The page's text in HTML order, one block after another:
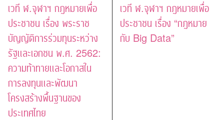
เวที ฬ.จุฬาฯ กฎหมายเพื่อ
ประชาชน เรื่อง พระราช
บัญญัติการร่วมทุนระหว่าง
รัฐและเอกชน พ.ศ. 2562:
ความท้าทายและโอกาสใน
การลงทุนและพัฒนา
โครงสร้างพื้นฐานของ
ประเทศไทย
เวที ฬ.จุฬาฯ กฎหมายเพื่อ
ประชาชน เรื่อง “กฎหมาย
กับ Big Data”